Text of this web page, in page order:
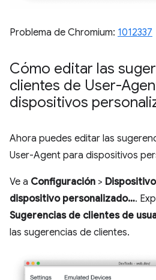
Problema de Chromium: 1012337
Cómo editar las
clientes de User-
dispositivos
Ahora puedes editar las
User-Agent para dispositivos
Ve a Configuración >
dispositivo personalizado….
Sugerencias de clientes de
las sugerencias de clientes.